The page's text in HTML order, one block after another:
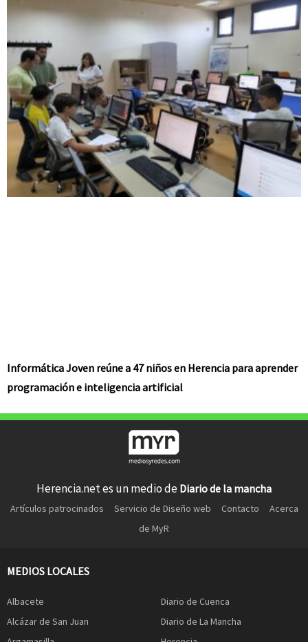
Informática Joven reúne a 47 niños en Herencia para aprender
programación e inteligencia artificial
Herencia.net es un medio de Diario de la mancha
Artículos patrocinados Servicio de Diseño web Contacto
Acerca
de MyR
MEDIOS LOCALES
Albacete
Alcázar de San Juan
Diario de Cuenca
Diario de La Mancha